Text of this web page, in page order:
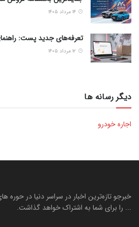
تعرفه‌های جدید پست:
دیگر رسانه ها
اجاره خودرو
خبرجو تازه‌ترین اخبار در سراسر دنیا در حوره
... را برای شما به اشتراک خواهد گذاشت.